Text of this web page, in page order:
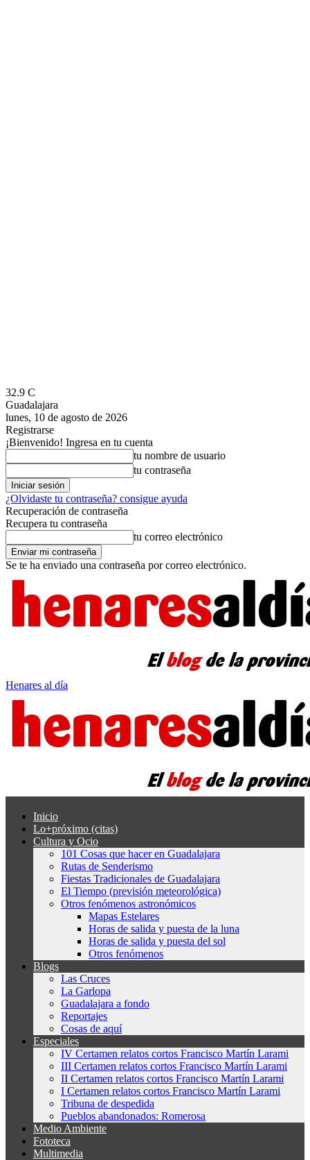
32.9 C
Guadalajara
lunes, 10 de agosto de 2026
Registrarse
¡Bienvenido! Ingresa en tu cuenta
tu nombre de usuario
tu contraseña
¿Olvidaste tu contraseña? consigue ayuda
Recuperación de contraseña
Recupera tu contraseña
tu correo electrónico
Se te ha enviado una contraseña por correo electrónico.
Henares al día
Inicio
Lo+próximo (citas)
Cultura y Ocio
101 Cosas que hacer en Guadalajara
Rutas de Senderismo
Fiestas Tradicionales de Guadalajara
El Tiempo (previsión meteorológica)
Otros fenómenos astronómicos
Mapas Estelares
Horas de salida y puesta de la luna
Horas de salida y puesta del sol
Otros fenómenos
Blogs
Las Cruces
La Garlopa
Guadalajara a fondo
Reportajes
Cosas de aquí
Especiales
IV Certamen relatos cortos Francisco Martín Larami
III Certamen relatos cortos Francisco Martín Larami
II Certamen relatos cortos Francisco Martín Larami
I Certamen relatos cortos Francisco Martín Larami
Tribuna de despedida
Pueblos abandonados: Romerosa
Medio Ambiente
Fototeca
Multimedia